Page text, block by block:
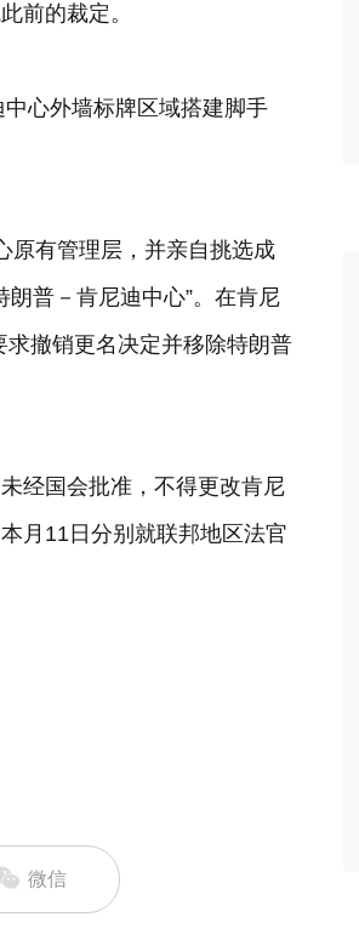
前的裁定。
心外墙标牌区域搭建脚手
原有管理层，并亲自挑选成
普－肯尼迪中心”。在肯尼
撤销更名决定并移除特朗普
经国会批准，不得更改肯尼
月11日分别就联邦地区法官
微信